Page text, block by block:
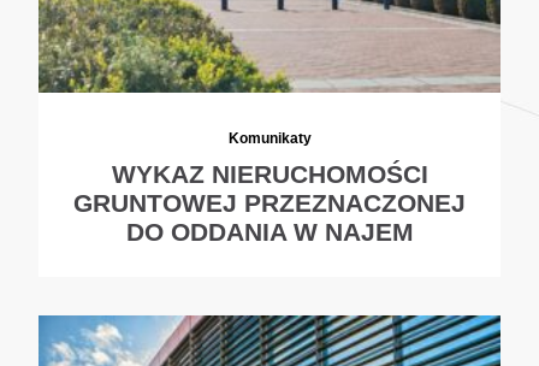
Komunikaty
WYKAZ NIERUCHOMOŚCI
GRUNTOWEJ PRZEZNACZONEJ
DO ODDANIA W NAJEM